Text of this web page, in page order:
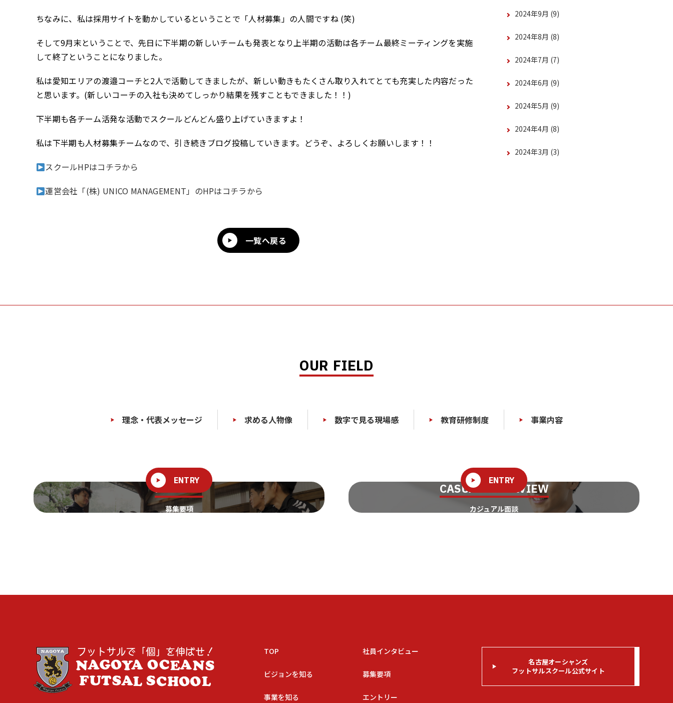
ちなみに、私は採用サイトを動かしているということで「人材募集」の人間ですね (笑)
そして9月末ということで、先日に下半期の新しいチームも発表となり上半期の活動は各チーム最終ミーティングを実施
して終了ということになりました。
私は愛知エリアの渡邉コーチと2人で活動してきましたが、新しい動きもたくさん取り入れてとても充実した内容だった
と思います。(新しいコーチの入社も決めてしっかり結果を残すこともできました！！)
下半期も各チーム活発な活動でスクールどんどん盛り上げていきますよ！
私は下半期も人材募集チームなので、引き続きブログ投稿していきます。どうぞ、よろしくお願いします！！
スクールHPはコチラから
運営会社「(株) UNICO MANAGEMENT」のHPはコチラから
一覧へ戻る
2024年9月 (9)
2024年8月 (8)
2024年7月 (7)
2024年6月 (9)
2024年5月 (9)
2024年4月 (8)
2024年3月 (3)
OUR FIELD
理念・代表メッセージ 求める人物像 数字で見る現場感 教育研修制度 事業内容
RECRUIT
募集要項
ENTRY
CASUAL INTERVIEW
カジュアル面談
ENTRY
TOP
ビジョンを知る
事業を知る
社員インタビュー
募集要項
エントリー
名古屋オーシャンズ
フットサルスクール公式サイト